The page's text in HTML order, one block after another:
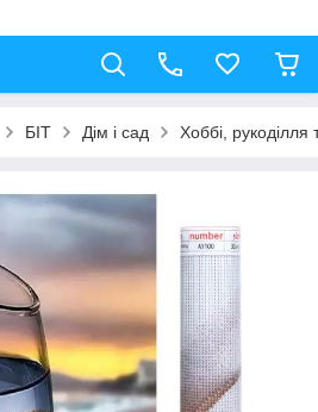
БІТ Дім і сад Хоббі, рукоділля